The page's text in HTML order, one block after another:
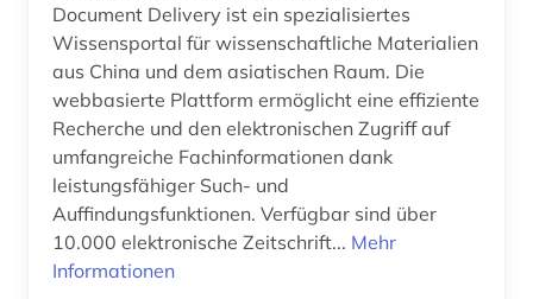
Document Delivery ist ein spezialisiertes
Wissensportal für wissenschaftliche Materialien
aus China und dem asiatischen Raum. Die
webbasierte Plattform ermöglicht eine effiziente
Recherche und den elektronischen Zugriff auf
umfangreiche Fachinformationen dank
leistungsfähiger Such- und
Auffindungsfunktionen. Verfügbar sind über
10.000 elektronische Zeitschrift... Mehr
Informationen